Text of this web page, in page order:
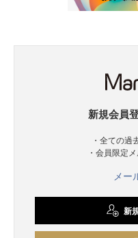
新規会員
・全ての過
・会員限定
メー
新